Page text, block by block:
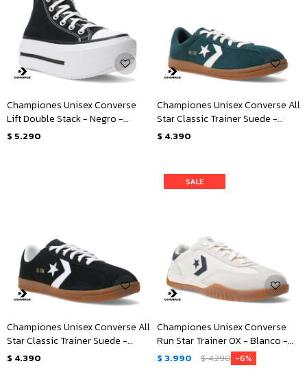
Championes Unisex Converse
Lift Double Stack - Negro -
Blanco
$ 5.290
Championes Unisex Converse All
Star Classic Trainer Suede -
Verde
$ 4.390
Championes Unisex Converse All
Star Classic Trainer Suede -
Negro
$ 4.390
Championes Unisex Converse
Run Star Trainer OX - Blanco -
Negro
$ 3.990 $4.290 6